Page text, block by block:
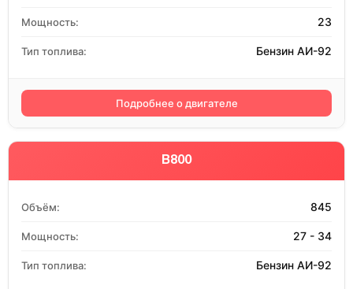
Мощность: 23
Тип топлива: Бензин АИ-92
Подробнее о двигателе
B800
Объём: 845
Мощность: 27 - 34
Тип топлива: Бензин АИ-92